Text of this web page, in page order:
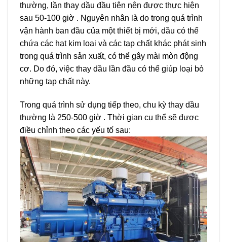
thường, lần thay dầu đầu tiên nên được thực hiện
sau 50-100 giờ . Nguyên nhân là do trong quá trình
vận hành ban đầu của một thiết bị mới, dầu có thể
chứa các hạt kim loại và các tạp chất khác phát sinh
trong quá trình sản xuất, có thể gây mài mòn động
cơ. Do đó, việc thay dầu lần đầu có thể giúp loại bỏ
những tạp chất này.
Trong quá trình sử dụng tiếp theo, chu kỳ thay dầu
thường là 250-500 giờ . Thời gian cụ thể sẽ được
điều chỉnh theo các yếu tố sau: